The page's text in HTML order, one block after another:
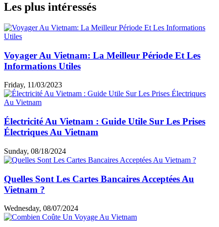
Les plus intéressés
Voyager Au Vietnam: La Meilleur Période Et Les
Informations Utiles
Friday, 11/03/2023
Électricité Au Vietnam : Guide Utile Sur Les Prises
Électriques Au Vietnam
Sunday, 08/18/2024
Quelles Sont Les Cartes Bancaires Acceptées Au
Vietnam ?
Wednesday, 08/07/2024